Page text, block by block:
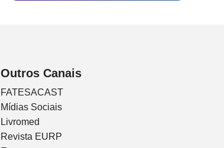
Outros Canais
FATESACAST
Mídias Sociais
Livromed
Revista EURP